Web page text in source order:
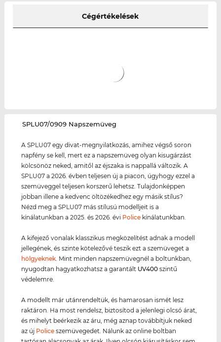
Cégértékelések
‌SPLU07/0909 Napszemüveg
A SPLU07 egy divat-megnyilatkozás, amihez végső soron
napfény se kell, mert ez a napszemüveg olyan kisugárzást
kölcsönöz neked, amitől az éjszaka is nappallá változik. A
SPLU07 a 2026. évben teljesen új a piacon, úgyhogy ezzel a
szemüveggel teljesen korszerű lehetsz. Tulajdonképpen
jobban illene a kedvenc öltözékedhez egy másik stílus?
Nézd meg a SPLU07 más stílusú modelljeit is a
kínálatunkban a 2025. és 2026. évi Police kínálatunkban.
A kifejező vonalak klasszikus megközelítést adnak a modell
jellegének, és szinte kötelezővé teszik ezt a szemüveget a
hölgyeknek . Mint minden napszemüvegnél a boltunkban,
nyugodtan hagyatkozhatsz a garantált UV400 szintű
védelemre.
A modellt már utánrendeltük, és hamarosan ismét lesz
raktáron. Ha most rendelsz, biztosítod a jelenlegi olcsó árat,
és mihelyt beérkezik az áru, még aznap továbbítjuk neked
az új Police szemüvegedet. Nálunk az online boltban